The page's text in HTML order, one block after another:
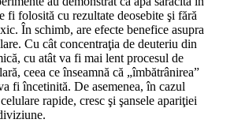
fi folosită cu rezultate deosebite şi fără
În schimb, are efecte benefice asupra
Cu cât concentraţia de deuteriu din
cu atât va fi mai lent procesul de
ceea ce înseamnă că „îmbătrânirea”
fi încetinită. De asemenea, în cazul
rapide, cresc şi şansele apariţiei